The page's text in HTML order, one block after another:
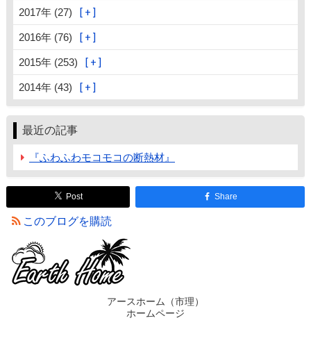
2017年 (27)
2016年 (76)
2015年 (253)
2014年 (43)
最近の記事
『ふわふわモコモコの断熱材』
Post Share
このブログを購読
アースホーム（市理）
ホームページ